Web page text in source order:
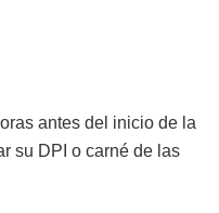
antes del inicio de la
su DPI o carné de las